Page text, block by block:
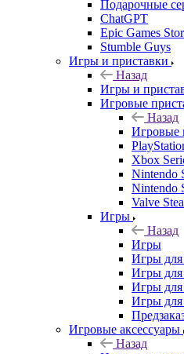
Подарочные
ChatGPT
Epic Games
Stumble Guys
Игры и приставки
Назад
Игры и
Игровые
Назад
Игровые
Xbox
Nintendo
Nintendo
Valve
Игры
Назад
Игры
Игры для
Игры для
Игры для
Игры для
Игровые аксессуары
Назад